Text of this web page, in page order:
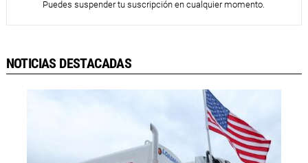
Puedes suspender tu suscripción en cualquier momento.
NOTICIAS DESTACADAS